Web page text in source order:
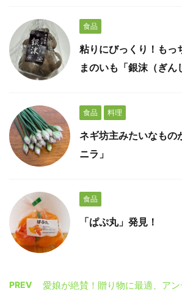
食品
粘りにびっくり！もっ
まのいも「銀沫（ぎん
食品 料理
ネギ坊主みたいなもの
ニラ」
食品
「ぱぷ丸」発見！
PREV
愛娘が絶賛！贈り物に最適、ア